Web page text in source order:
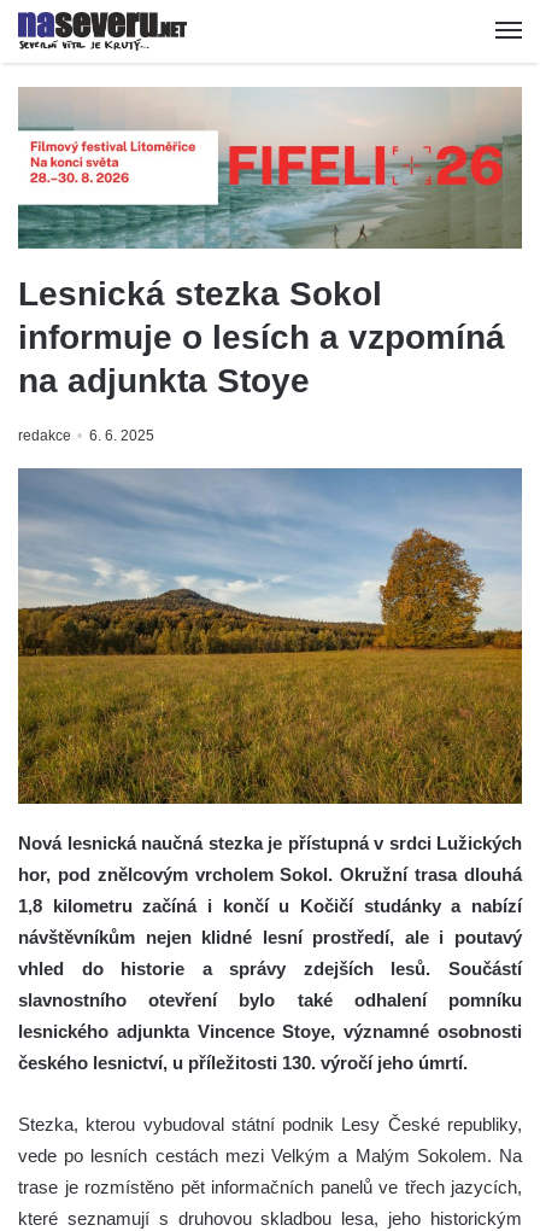
Lesnická stezka Sokol
informuje o lesích a vzpomíná
na adjunkta Stoye
redakce 6. 6. 2025
Nová lesnická naučná stezka je přístupná v srdci Lužických
hor, pod znělcovým vrcholem Sokol. Okružní trasa dlouhá
1,8 kilometru začíná i končí u Kočičí studánky a nabízí
návštěvníkům nejen klidné lesní prostředí, ale i poutavý
vhled do historie a správy zdejších lesů. Součástí
slavnostního otevření bylo také odhalení pomníku
lesnického adjunkta Vincence Stoye, významné osobnosti
českého lesnictví, u příležitosti 130. výročí jeho úmrtí.
Stezka, kterou vybudoval státní podnik Lesy České republiky,
vede po lesních cestách mezi Velkým a Malým Sokolem. Na
trase je rozmístěno pět informačních panelů ve třech jazycích,
které seznamují s druhovou skladbou lesa, jeho historickým